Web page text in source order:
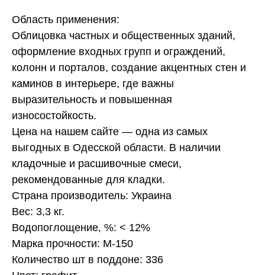
Область применения:
Облицовка частных и общественных зданий,
оформление входных групп и ограждений,
колонн и порталов, создание акцентных стен и
каминов в интерьере, где важны
выразительность и повышенная
износостойкость.
Цена на нашем сайте — одна из самых
выгодных в Одесской области. В наличии
кладочные и расшивочные смеси,
рекомендованные для кладки.
Страна производитель: Украина
Вес: 3,3 кг.
Водопоглощение, %: < 12%
Марка прочности: М-150
Количество шт в поддоне: 336